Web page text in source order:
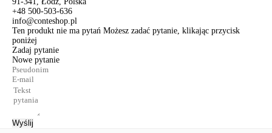
+48 500-503-636
info@conteshop.pl
Ten produkt nie ma pytań Możesz zadać pytanie, klikając przycisk
poniżej
Zadaj pytanie
Nowe pytanie
Wyślij